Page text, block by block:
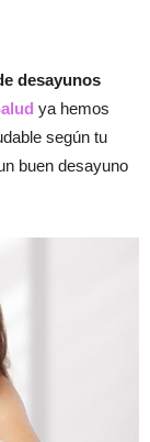
desayunos
ya hemos
según tu
buen desayuno